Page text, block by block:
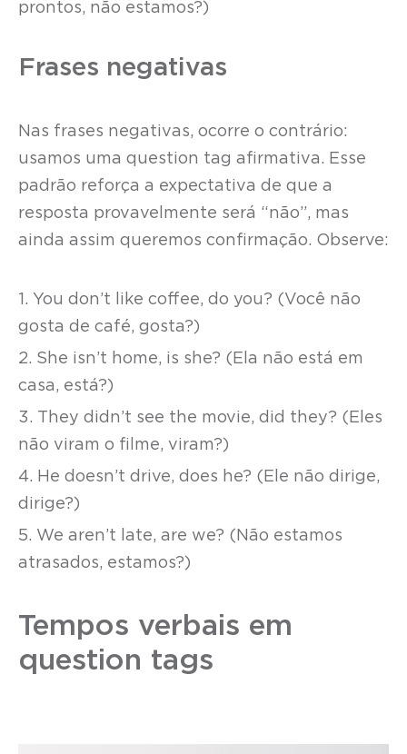
prontos, não estamos?)
Frases negativas
Nas frases negativas, ocorre o contrário:
usamos uma question tag afirmativa. Esse
padrão reforça a expectativa de que a
resposta provavelmente será “não”, mas
ainda assim queremos confirmação. Observe:
1. You don’t like coffee, do you? (Você não
gosta de café, gosta?)
2. She isn’t home, is she? (Ela não está em
casa, está?)
3. They didn’t see the movie, did they? (Eles
não viram o filme, viram?)
4. He doesn’t drive, does he? (Ele não dirige,
dirige?)
5. We aren’t late, are we? (Não estamos
atrasados, estamos?)
Tempos verbais em
question tags